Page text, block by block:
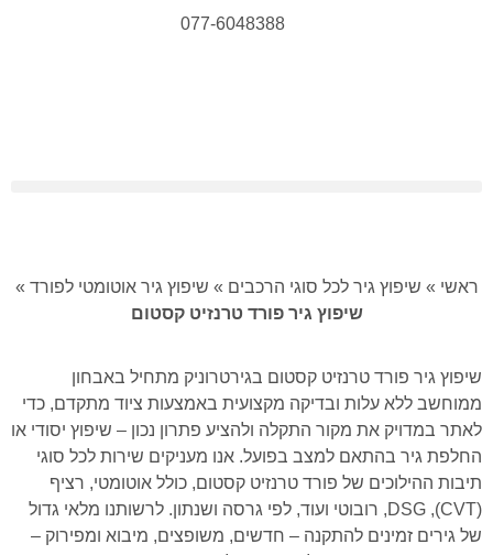
077-6048388
ראשי»שיפוץ גיר לכל סוגי הרכבים»שיפוץ גיר אוטומטי לפורד»
שיפוץ גיר פורד טרנזיט קסטום
שיפוץ גיר פורד טרנזיט קסטום בגירטרוניק מתחיל באבחון
ממוחשב ללא עלות ובדיקה מקצועית באמצעות ציוד מתקדם, כדי
לאתר במדויק את מקור התקלה ולהציע פתרון נכון – שיפוץ יסודי או
החלפת גיר בהתאם למצב בפועל. אנו מעניקים שירות לכל סוגי
תיבות ההילוכים של פורד טרנזיט קסטום, כולל אוטומטי, רציף
(CVT), DSG, רובוטי ועוד, לפי גרסה ושנתון. לרשותנו מלאי גדול
של גירים זמינים להתקנה – חדשים, משופצים, מיבוא ומפירוק –